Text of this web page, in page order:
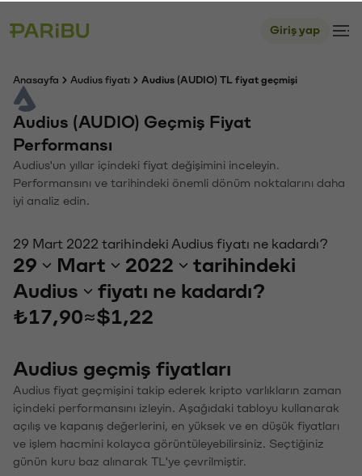
Giriş yap
Anasayfa Audius fiyatı Audius (AUDIO) TL fiyat geçmişi
Audius (AUDIO) Geçmiş Fiyat
Performansı
Audius'un yıllar içindeki fiyat değişimini inceleyin.
Performansını ve tarihindeki önemli dönüm noktalarını daha
iyi analiz edin.
29 Mart 2022 tarihindeki Audius fiyatı ne kadardı?
29 Mart 2022
tarihindeki
Audius
fiyatı ne kadardı?
₺17,90≈$1,22
Audius geçmiş fiyatları
Audius fiyat geçmişini takip ederek kripto varlıkların zaman
içindeki performansını izleyin. Aşağıdaki tabloyu kullanarak
açılış ve kapanış değerlerini, en yüksek ve en düşük fiyatları
ve işlem hacmini kolayca görüntüleyebilirsiniz. Seçtiğiniz
günün kuru baz alınarak TL'ye çevrilmiştir.